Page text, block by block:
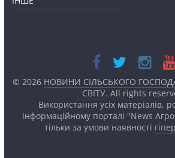
© 2026 НОВИНИ СІЛЬСЬКОГО
СВІТУ. All rights
Використання усіх матеріалів,
інформаційному порталі "News
тільки за умови наявності